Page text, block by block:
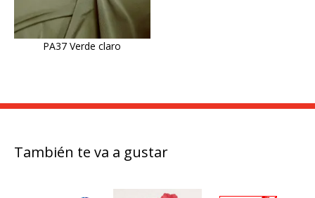
PA37 Verde claro
También te va a gustar